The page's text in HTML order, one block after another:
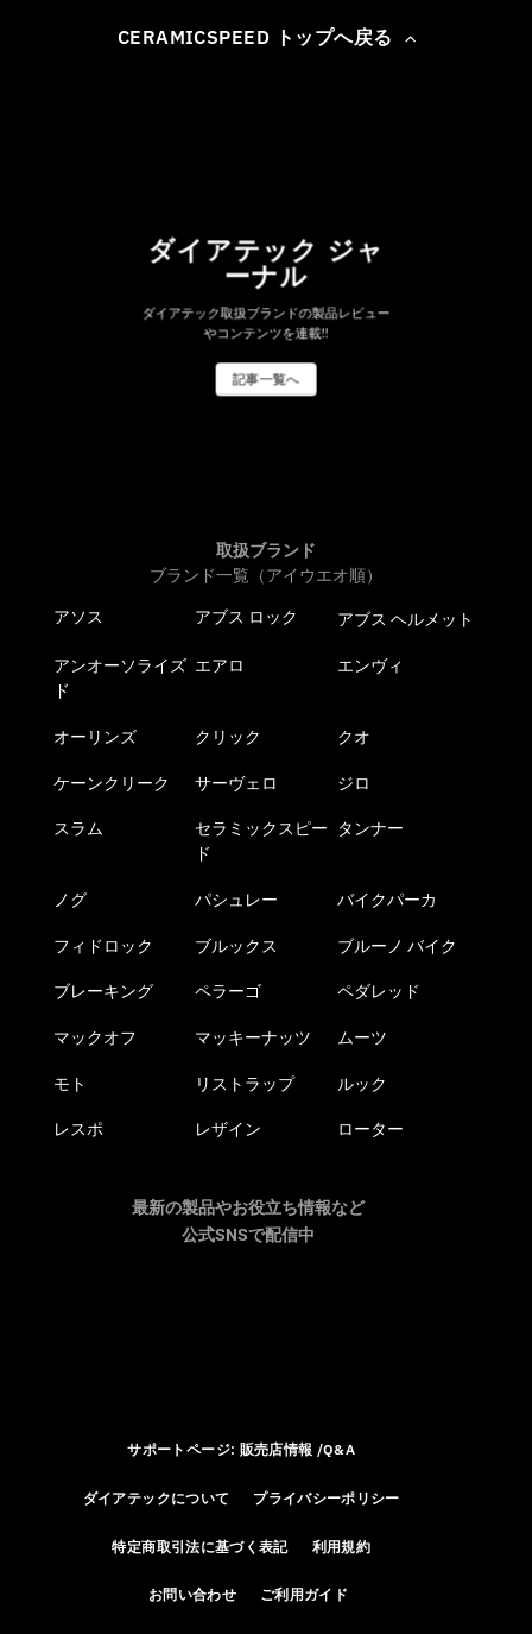
CERAMICSPEED トップへ戻る
ダイアテック ジャ
ーナル
ダイアテック取扱ブランドの製品レビュー
やコンテンツを連載!!
記事一覧へ
取扱ブランド
ブランド一覧（アイウエオ順）
アソス アブス ロック アブス ヘルメット
アンオーソライズ
ド
エアロ エンヴィ
オーリンズ クリック クオ
ケーンクリーク サーヴェロ ジロ
スラム
セラミックスピー
ド
タンナー
ノグ パシュレー バイクパーカ
フィドロック ブルックス ブルーノ バイク
ブレーキング ペラーゴ ペダレッド
マックオフ マッキーナッツ ムーツ
モト リストラップ ルック
レスポ レザイン ローター
最新の製品やお役立ち情報など
公式SNSで配信中
サポートページ: 販売店情報 /Q&A
ダイアテックについて プライバシーポリシー
特定商取引法に基づく表記 利用規約
お問い合わせ ご利用ガイド